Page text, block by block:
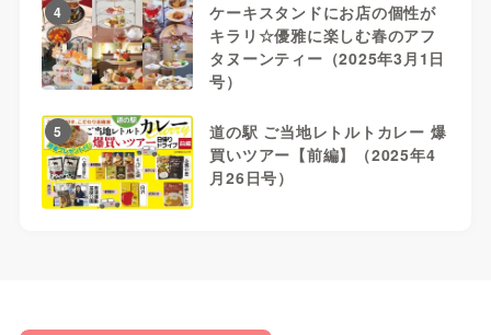
4
ケーキスタンドにお店の個性が
キラリ☆優雅に楽しむ春のアフ
タヌーンティー（2025年3月1日
号）
5
道の駅 ご当地レトルトカレー 爆
買いツアー【前編】（2025年4
月26日号）